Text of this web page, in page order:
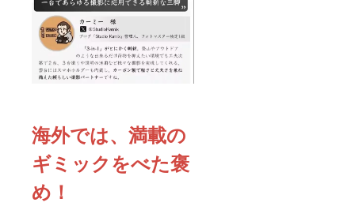
海外では、満載の
ギミックをべた褒
め！